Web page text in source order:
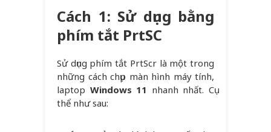
Cách 1: Sử dụng bằng
phím tắt PrtSC
Sử dụng phím tắt PrtScr là một trong
những cách chụp màn hình máy tính,
laptop Windows 11 nhanh nhất. Cụ
thể như sau: